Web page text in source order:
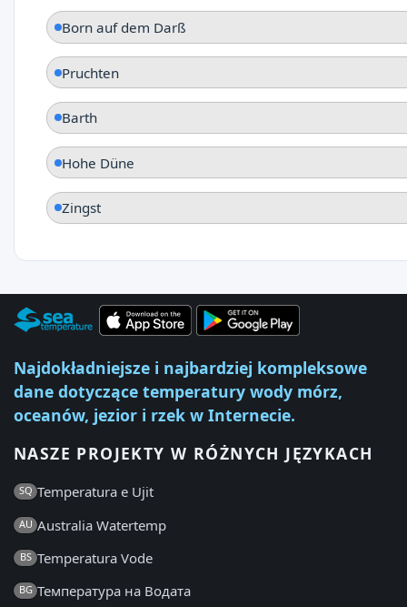
Born auf dem Darß
Pruchten
Barth
Hohe Düne
Zingst
Najdokładniejsze i najbardziej kompleksowe
dane dotyczące temperatury wody mórz,
oceanów, jezior i rzek w Internecie.
NASZE PROJEKTY W RÓŻNYCH JĘZYKACH
SQ Temperatura e Ujit
AU Australia Watertemp
BS Temperatura Vode
BG Температура на Водата